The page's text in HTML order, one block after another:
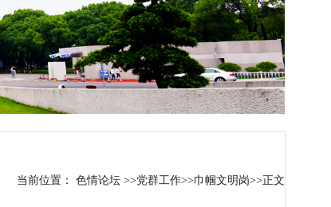
当前位置： 色情论坛 >>党群工作>>巾帼文明岗>>正文